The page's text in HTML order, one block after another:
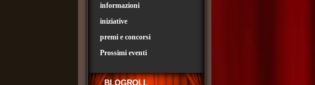
informazioni
iniziative
premi e concorsi
Prossimi eventi
BLOGROLL